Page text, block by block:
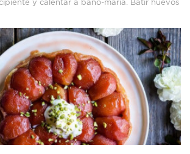
y calentar a baño-maría. Batir huevos